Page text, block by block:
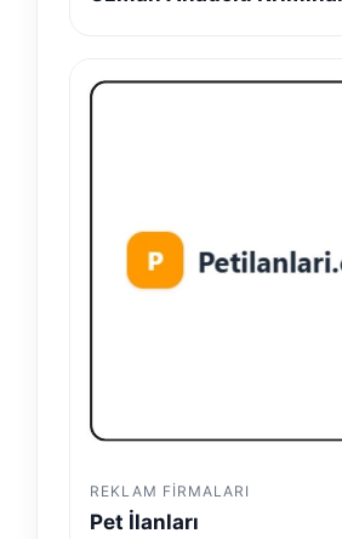
REKLAM FIRMALARI
Pet İlanları